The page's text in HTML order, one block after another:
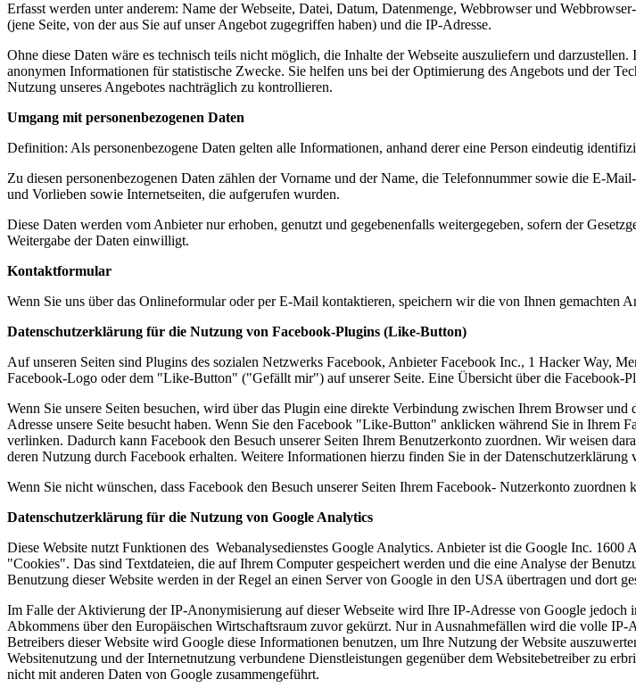
Erfasst werden unter anderem: Name der Webseite, Datei, Datum, Datenmenge, Webbrowser und
(jene Seite, von der aus Sie auf unser Angebot zugegriffen haben) und die IP-Adresse.
Ohne diese Daten wäre es technisch teils nicht möglich, die Inhalte der Webseite auszuliefern und
anonymen Informationen für statistische Zwecke. Sie helfen uns bei der Optimierung des Angebots und der
Nutzung unseres Angebotes nachträglich zu kontrollieren.
Umgang mit personenbezogenen Daten
Definition: Als personenbezogene Daten gelten alle Informationen, anhand derer eine Person eindeutig
Zu diesen personenbezogenen Daten zählen der Vorname und der Name, die Telefonnummer sowie die E-
und Vorlieben sowie Internetseiten, die aufgerufen wurden.
Diese Daten werden vom Anbieter nur erhoben, genutzt und gegebenenfalls weitergegeben, sofern der
Weitergabe der Daten einwilligt.
Kontaktformular
Wenn Sie uns über das Onlineformular oder per E-Mail kontaktieren, speichern wir die von Ihnen gemachten
Datenschutzerklärung für die Nutzung von Facebook-Plugins (Like-Button)
Auf unseren Seiten sind Plugins des sozialen Netzwerks Facebook, Anbieter Facebook Inc., 1 Hacker Way,
Facebook-Logo oder dem "Like-Button" ("Gefällt mir") auf unserer Seite. Eine Übersicht über die Facebook-
Wenn Sie unsere Seiten besuchen, wird über das Plugin eine direkte Verbindung zwischen Ihrem Browser
Adresse unsere Seite besucht haben. Wenn Sie den Facebook "Like-Button" anklicken während Sie in
verlinken. Dadurch kann Facebook den Besuch unserer Seiten Ihrem Benutzerkonto zuordnen. Wir weisen
deren Nutzung durch Facebook erhalten. Weitere Informationen hierzu finden Sie in der Datenschutzerklärung
Wenn Sie nicht wünschen, dass Facebook den Besuch unserer Seiten Ihrem Facebook- Nutzerkonto
Datenschutzerklärung für die Nutzung von Google Analytics
Diese Website nutzt Funktionen des Webanalysedienstes Google Analytics. Anbieter ist die Google Inc.
"Cookies". Das sind Textdateien, die auf Ihrem Computer gespeichert werden und die eine Analyse der
Benutzung dieser Website werden in der Regel an einen Server von Google in den USA übertragen und dort
Im Falle der Aktivierung der IP-Anonymisierung auf dieser Webseite wird Ihre IP-Adresse von Google jedoch
Abkommens über den Europäischen Wirtschaftsraum zuvor gekürzt. Nur in Ausnahmefällen wird die volle
Betreibers dieser Website wird Google diese Informationen benutzen, um Ihre Nutzung der Website
Websitenutzung und der Internetnutzung verbundene Dienstleistungen gegenüber dem Websitebetreiber zu
nicht mit anderen Daten von Google zusammengeführt.